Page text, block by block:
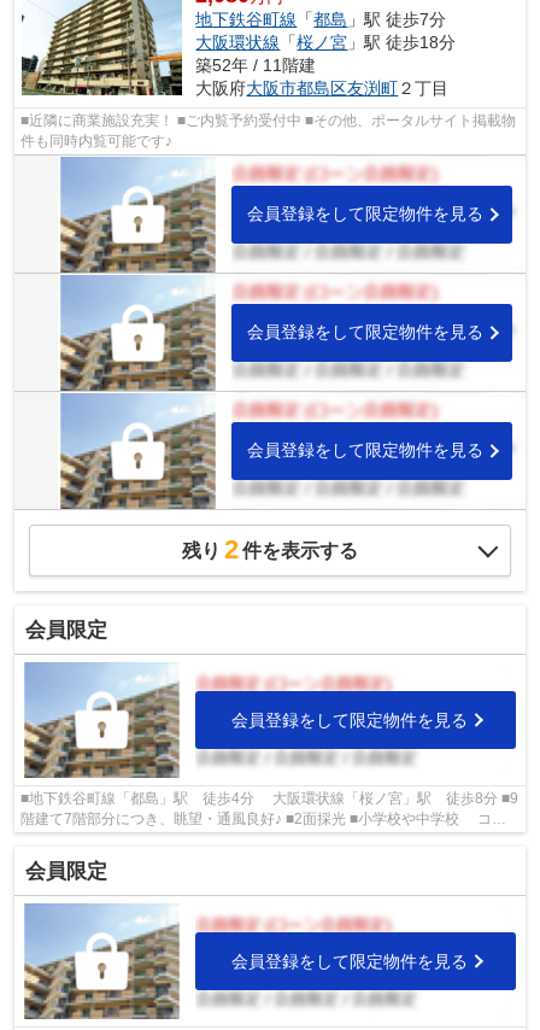
地下鉄谷町線 「都島 」駅 徒歩7分
大阪環状線 「桜ノ宮 」駅 徒歩18分
築52年 / 11階建
大阪府大阪市都島区友渕町２丁目
■近隣に商業施設充実！ ■ご内覧予約受付中 ■その他、ポータルサイト掲載物
件も同時内覧可能です♪
会員登録をして限定物件を見る
会員登録をして限定物件を見る
会員登録をして限定物件を見る
残り 2件を表示する
会員限定
会員登録をして限定物件を見る
■地下鉄谷町線「都島」駅 徒歩4分 大阪環状線「桜ノ宮」駅 徒歩8分 ■9
階建て7階部分につき、眺望・通風良好♪ ■2面採光 ■小学校や中学校 コン
会員限定
会員登録をして限定物件を見る